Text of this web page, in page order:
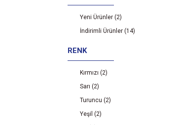
Yeni Ürünler (2)
İndirimli Ürünler (14)
RENK
Kırmızı (2)
Sarı (2)
Turuncu (2)
Yeşil (2)